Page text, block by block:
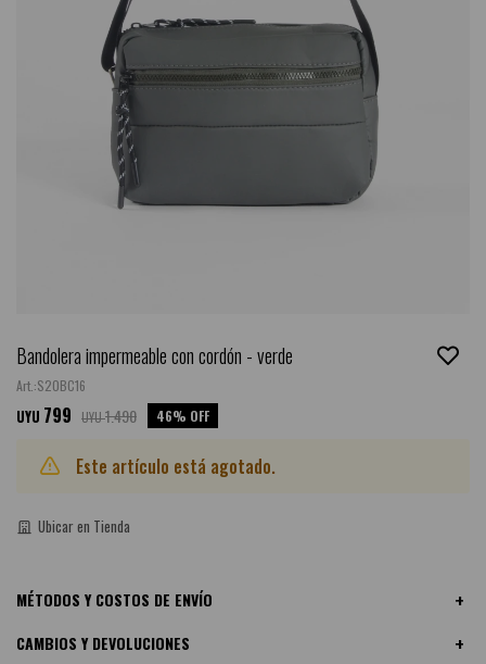
Bandolera impermeable con cordón - verde
S20BC16
UYU 799 UYU1.490 46
Este artículo está agotado.
Ubicar en Tienda
MÉTODOS Y COSTOS DE ENVÍO
CAMBIOS Y DEVOLUCIONES